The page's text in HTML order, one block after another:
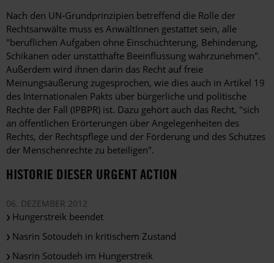
Nach den UN-Grundprinzipien betreffend die Rolle der
Rechtsanwälte muss es AnwältInnen gestattet sein, alle
"beruflichen Aufgaben ohne Einschüchterung, Behinderung,
Schikanen oder unstatthafte Beeinflussung wahrzunehmen".
Außerdem wird ihnen darin das Recht auf freie
Meinungsäußerung zugesprochen, wie dies auch in Artikel 19
des Internationalen Pakts über bürgerliche und politische
Rechte der Fall (IPBPR) ist. Dazu gehört auch das Recht, "sich
an öffentlichen Erörterungen über Angelegenheiten des
Rechts, der Rechtspflege und der Förderung und des Schutzes
der Menschenrechte zu beteiligen".
HISTORIE DIESER URGENT ACTION
06. DEZEMBER 2012
Hungerstreik beendet
Nasrin Sotoudeh in kritischem Zustand
Nasrin Sotoudeh im Hungerstreik